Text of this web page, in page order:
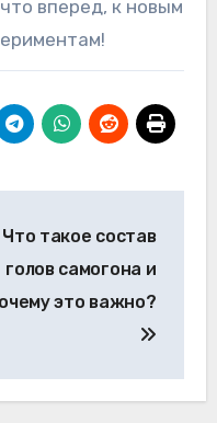
вперед, к новым
Что такое состав
голов самогона и
это важно?